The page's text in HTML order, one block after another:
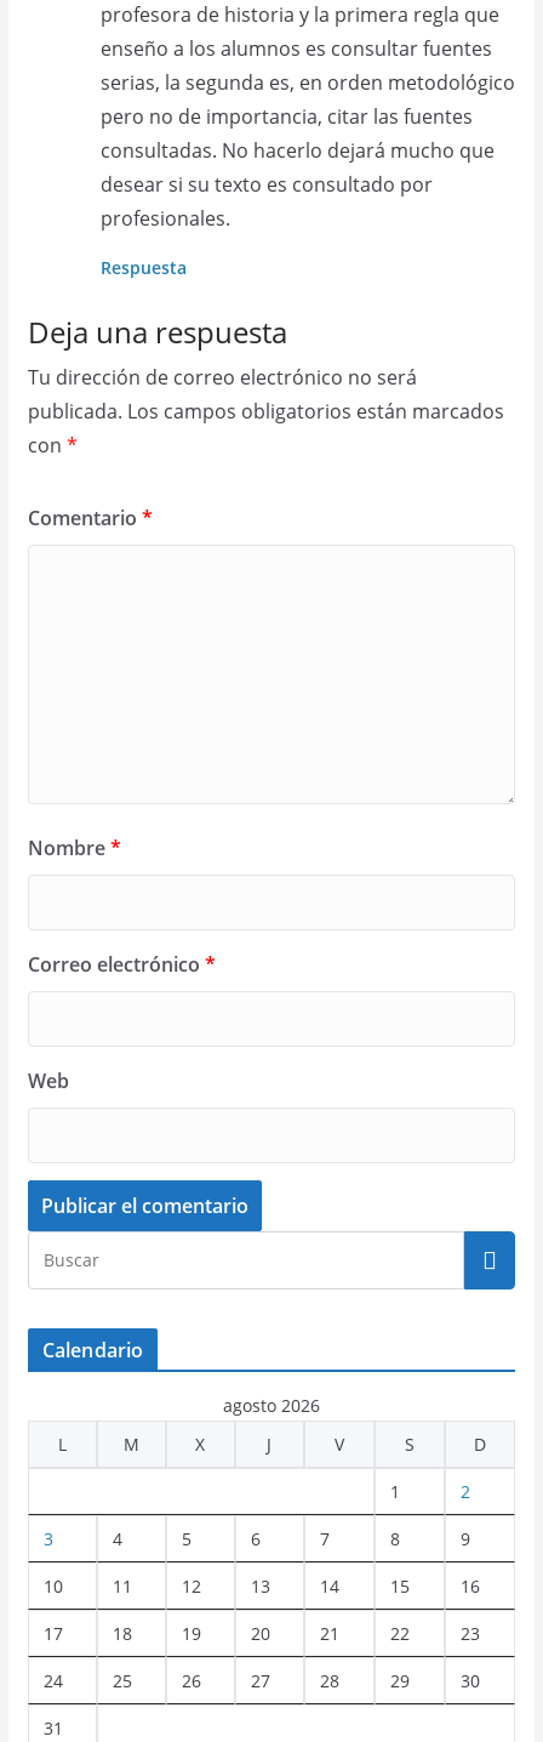
profesora de historia y la primera regla que
enseño a los alumnos es consultar fuentes
serias, la segunda es, en orden metodológico
pero no de importancia, citar las fuentes
consultadas. No hacerlo dejará mucho que
desear si su texto es consultado por
profesionales.
Respuesta
Deja una respuesta
Tu dirección de correo electrónico no será
publicada. Los campos obligatorios están marcados
con *
Comentario *
Nombre*
Correo electrónico *
Web
Calendario
agosto 2026
L
M X J V S D
1 2
3 4 5 6 7 8 9
10 11 12 13 14 15 16
17 18 19 20 21 22 23
24 25 26 27 28 29 30
31